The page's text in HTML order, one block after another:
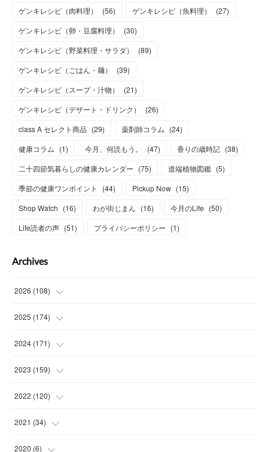
ゲンキレシピ（肉料理）
(56) ゲンキレシピ（魚料理） (27)
ゲンキレシピ（卵・豆腐料理）
(30)
ゲンキレシピ（野菜料理・サラダ）
(89)
ゲンキレシピ（ごはん・麺）
(39)
ゲンキレシピ（スープ・汁物）
(21)
ゲンキレシピ（デザート・ドリンク）
(26)
class A セレクト商品 (29) 薬剤師コラム (24)
健康コラム (1) 今月、何読もう。 (47) 香りの歳時記 (38)
二十四節気暮らしの健康カレンダー (75) 道端植物図鑑 (5)
季節の健康ワンポイント
(44) Pickup Now (15)
Shop Watch (16) わが街じまん (16) 今月のLife (50)
Life読者の声 (51) プライバシーポリシー (1)
Archives
2026 (108)
(6)
(15
(15
(13
2025 (174)
(14
(14
(15
(15
2024 (171)
(13
(13
(15
(
2023 (159)
(14
(14 )
(
2022 (120)
(14 )
( 13
2021 (34)
( )
2020 (6)